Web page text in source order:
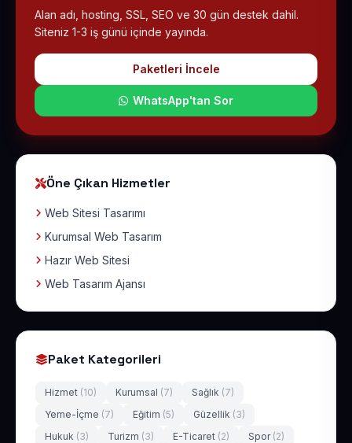
Alan adı, hosting, SSL, SEO ve 30 gün destek dahil.
Siteniz 1-3 iş günü içinde yayında.
Paketleri İncele
WhatsApp'tan Sor
Öne Çıkan Hizmetler
Web Sitesi Tasarımı
Kurumsal Web Tasarım
Hazır Web Sitesi
Web Tasarım Ajansı
Paket Kategorileri
Hizmet (10) Kurumsal (7) Sağlık (7)
Yeme-İçme (7) Eğitim (5) Güzellik (3)
Hukuk (3) Turizm (3) E-Ticaret (2) Spor (2)